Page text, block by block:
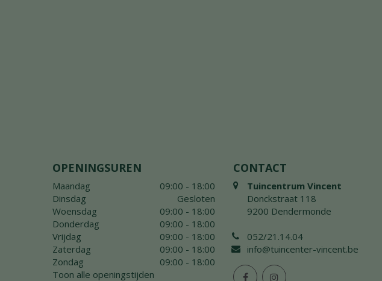
OPENINGSUREN
Maandag
09:00 - 18:00
Dinsdag
Gesloten
Woensdag
09:00 - 18:00
Donderdag
09:00 - 18:00
Vrijdag
09:00 - 18:00
Zaterdag
09:00 - 18:00
Zondag
09:00 - 18:00
Toon alle openingstijden
CONTACT
Tuincentrum Vincent
Donckstraat 118
9200 Dendermonde
052/21.14.04
info@tuincenter-vincent.be